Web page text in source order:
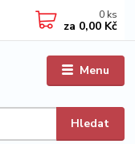
Menu
Hledat
0 ks
za 0,00 Kč